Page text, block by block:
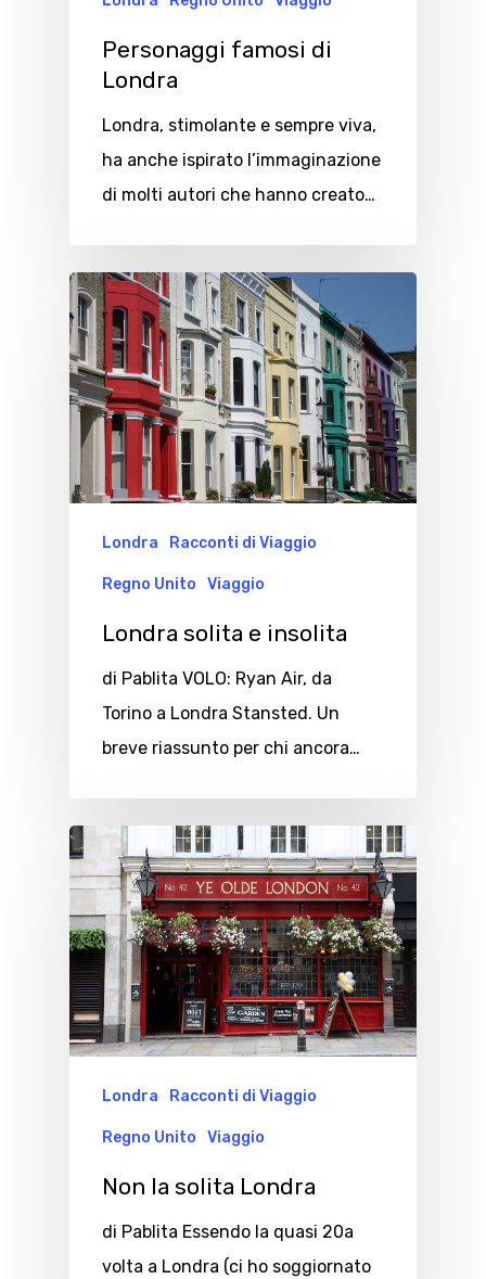
Personaggi famosi di
Londra
Londra, stimolante e sempre viva,
ha anche ispirato l’immaginazione
di molti autori che hanno creato…
Londra Racconti di Viaggio
Regno Unito Viaggio
Londra solita e insolita
di Pablita VOLO: Ryan Air, da
Torino a Londra Stansted. Un
breve riassunto per chi ancora…
Londra Racconti di Viaggio
Regno Unito Viaggio
Non la solita Londra
di Pablita Essendo la quasi 20a
volta a Londra (ci ho soggiornato